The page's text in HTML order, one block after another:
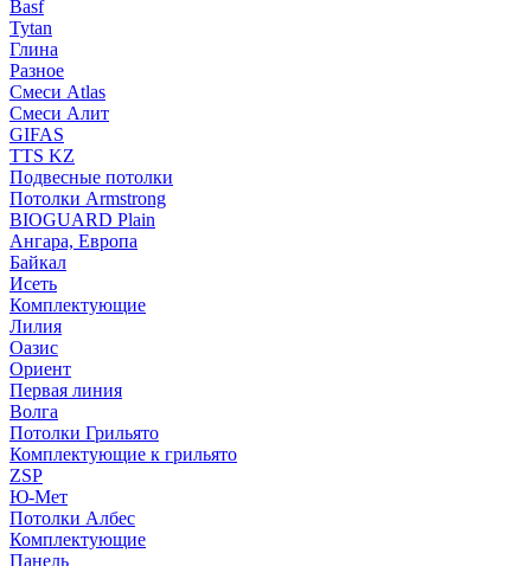
Basf
Tytan
Глина
Разное
Смеси Atlas
Смеси Алит
GIFAS
TTS KZ
Подвесные потолки
Потолки Armstrong
BIOGUARD Plain
Ангара, Европа
Байкал
Исеть
Комплектующие
Лилия
Оазис
Ориент
Первая линия
Волга
Потолки Грильято
Комплектующие к грильято
ZSP
Ю-Мет
Потолки Албес
Комплектующие
Панель